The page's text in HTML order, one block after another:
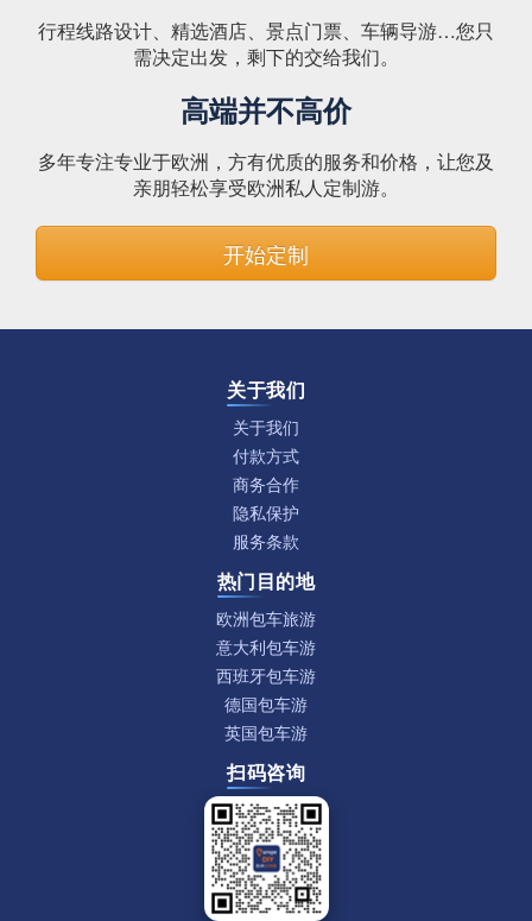
行程线路设计、精选酒店、景点门票、车辆导游…您只
需决定出发，剩下的交给我们。
高端并不高价
多年专注专业于欧洲，方有优质的服务和价格，让您及
亲朋轻松享受欧洲私人定制游。
开始定制
关于我们
关于我们
付款方式
商务合作
隐私保护
服务条款
热门目的地
欧洲包车旅游
意大利包车游
西班牙包车游
德国包车游
英国包车游
扫码咨询